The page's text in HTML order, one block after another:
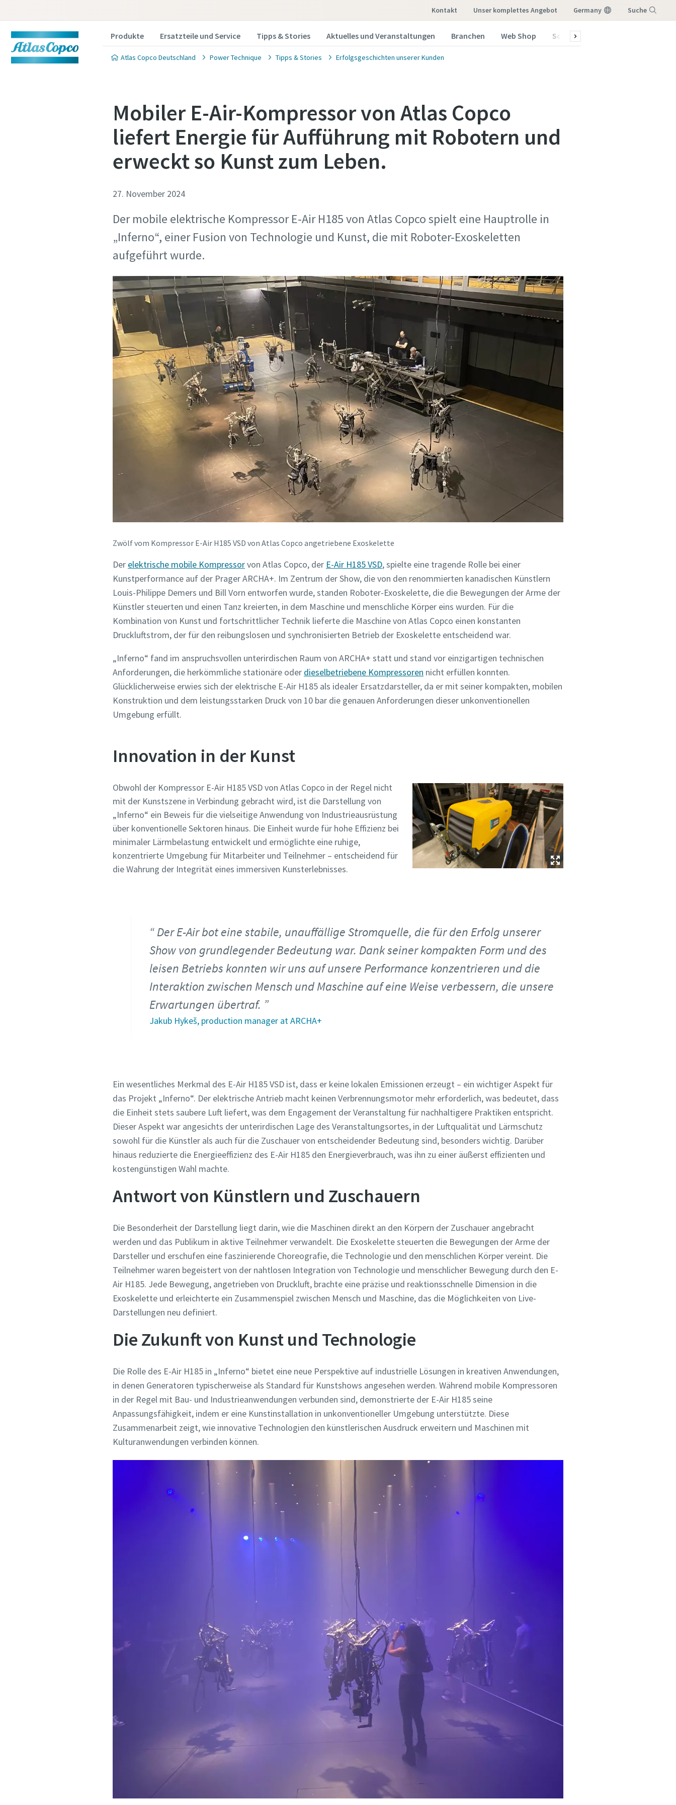
Kontakt Unser komplettes Angebot Germany Suche
Produkte Ersatzteile und Service Tipps & Stories Aktuelles und Veranstaltungen Branchen Web Shop Schulungsprogramm 2026
Atlas Copco Deutschland Power Technique Tipps & Stories Erfolgsgeschichten unserer Kunden
Mobiler E-Air-Kompressor von Atlas Copco
liefert Energie für Aufführung mit Robotern und
erweckt so Kunst zum Leben.
27. November 2024
Der mobile elektrische Kompressor E-Air H185 von Atlas Copco spielt eine Hauptrolle in
„Inferno“, einer Fusion von Technologie und Kunst, die mit Roboter-Exoskeletten
aufgeführt wurde.
Zwölf vom Kompressor E-Air H185 VSD von Atlas Copco angetriebene Exoskelette
Der elektrische mobile Kompressorvon Atlas Copco, der E-Air H185 VSD, spielte eine tragende Rolle bei einer
Kunstperformance auf der Prager ARCHA+. Im Zentrum der Show, die von den renommierten kanadischen Künstlern
Louis-Philippe Demers und Bill Vorn entworfen wurde, standen Roboter-Exoskelette, die die Bewegungen der Arme der
Künstler steuerten und einen Tanz kreierten, in dem Maschine und menschliche Körper eins wurden. Für die
Kombination von Kunst und fortschrittlicher Technik lieferte die Maschine von Atlas Copco einen konstanten
Druckluftstrom, der für den reibungslosen und synchronisierten Betrieb der Exoskelette entscheidend war.
„Inferno“ fand im anspruchsvollen unterirdischen Raum von ARCHA+ statt und stand vor einzigartigen technischen
Anforderungen, die herkömmliche stationäre oder dieselbetriebene Kompressoren nicht erfüllen konnten.
Glücklicherweise erwies sich der elektrische E-Air H185 als idealer Ersatzdarsteller, da er mit seiner kompakten, mobilen
Konstruktion und dem leistungsstarken Druck von 10 bar die genauen Anforderungen dieser unkonventionellen
Umgebung erfüllt.
Innovation in der Kunst
Obwohl der Kompressor E-Air H185 VSD von Atlas Copco in der Regel nicht
mit der Kunstszene in Verbindung gebracht wird, ist die Darstellung von
„Inferno“ ein Beweis für die vielseitige Anwendung von Industrieausrüstung
über konventionelle Sektoren hinaus. Die Einheit wurde für hohe Effizienz bei
minimaler Lärmbelastung entwickelt und ermöglichte eine ruhige,
konzentrierte Umgebung für Mitarbeiter und Teilnehmer – entscheidend für
die Wahrung der Integrität eines immersiven Kunsterlebnisses.
Der E-Air bot eine stabile, unauffällige Stromquelle, die für den Erfolg unserer
Show von grundlegender Bedeutung war. Dank seiner kompakten Form und des
leisen Betriebs konnten wir uns auf unsere Performance konzentrieren und die
Interaktion zwischen Mensch und Maschine auf eine Weise verbessern, die unsere
Erwartungen übertraf.
Jakub Hykeš, production manager at ARCHA+
Ein wesentliches Merkmal des E-Air H185 VSD ist, dass er keine lokalen Emissionen erzeugt – ein wichtiger Aspekt für
das Projekt „Inferno“. Der elektrische Antrieb macht keinen Verbrennungsmotor mehr erforderlich, was bedeutet, dass
die Einheit stets saubere Luft liefert, was dem Engagement der Veranstaltung für nachhaltigere Praktiken entspricht.
Dieser Aspekt war angesichts der unterirdischen Lage des Veranstaltungsortes, in der Luftqualität und Lärmschutz
sowohl für die Künstler als auch für die Zuschauer von entscheidender Bedeutung sind, besonders wichtig. Darüber
hinaus reduzierte die Energieeffizienz des E-Air H185 den Energieverbrauch, was ihn zu einer äußerst effizienten und
kostengünstigen Wahl machte.
Antwort von Künstlern und Zuschauern
Die Besonderheit der Darstellung liegt darin, wie die Maschinen direkt an den Körpern der Zuschauer angebracht
werden und das Publikum in aktive Teilnehmer verwandelt. Die Exoskelette steuerten die Bewegungen der Arme der
Darsteller und erschufen eine faszinierende Choreografie, die Technologie und den menschlichen Körper vereint. Die
Teilnehmer waren begeistert von der nahtlosen Integration von Technologie und menschlicher Bewegung durch den E-
Air H185. Jede Bewegung, angetrieben von Druckluft, brachte eine präzise und reaktionsschnelle Dimension in die
Exoskelette und erleichterte ein Zusammenspiel zwischen Mensch und Maschine, das die Möglichkeiten von Live-
Darstellungen neu definiert.
Die Zukunft von Kunst und Technologie
Die Rolle des E-Air H185 in „Inferno“ bietet eine neue Perspektive auf industrielle Lösungen in kreativen Anwendungen,
in denen Generatoren typischerweise als Standard für Kunstshows angesehen werden. Während mobile Kompressoren
in der Regel mit Bau- und Industrieanwendungen verbunden sind, demonstrierte der E-Air H185 seine
Anpassungsfähigkeit, indem er eine Kunstinstallation in unkonventioneller Umgebung unterstützte. Diese
Zusammenarbeit zeigt, wie innovative Technologien den künstlerischen Ausdruck erweitern und Maschinen mit
Kulturanwendungen verbinden können.